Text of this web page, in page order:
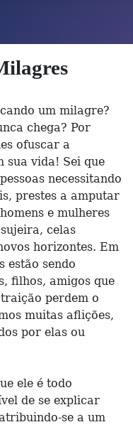
um milagre?
chega? Por
ofuscar a
sua vida! Sei que
necessitando
prestes a amputar
e mulheres
celas
horizontes. Em
estão sendo
filhos, amigos que
perdem o
muitas aflições,
por elas ou
ele é todo
de se explicar
se a um